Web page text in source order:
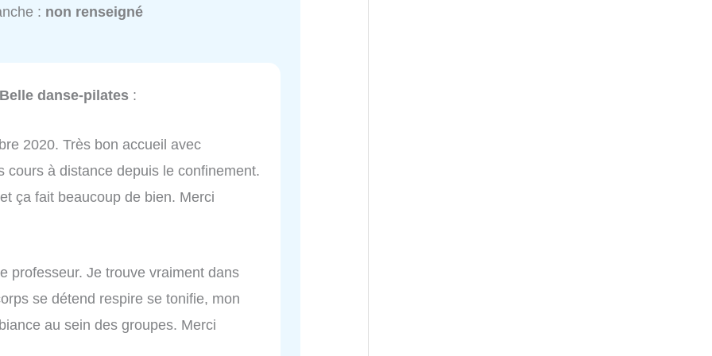
: non renseigné
danse-pilates :
2020. Très bon accueil avec
à distance depuis le confinement.
ça fait beaucoup de bien. Merci
professeur. Je trouve vraiment dans
se détend respire se tonifie, mon
au sein des groupes. Merci